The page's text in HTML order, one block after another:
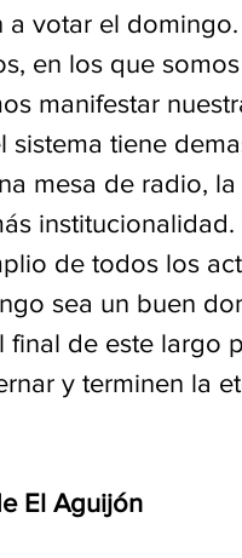
a votar el
en los que
manifestar
sistema tiene
mesa de radio,
de todos los
sea un buen
final de este largo
y terminen la
El Aguijón